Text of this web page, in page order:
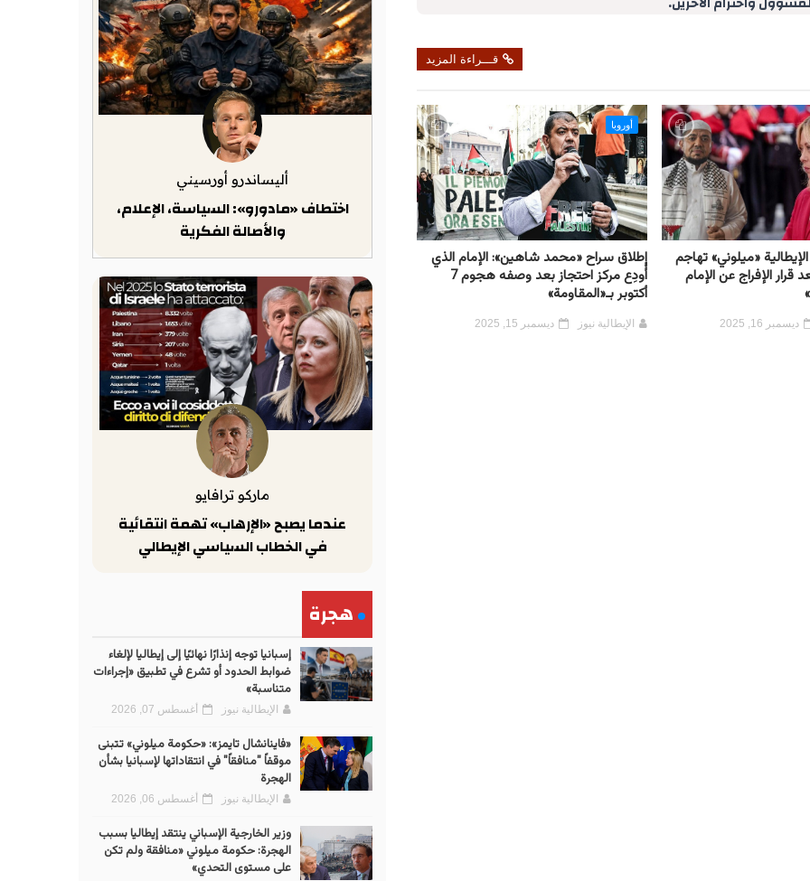
قـــراءة المزيد
«ميلوني» تهاجم
قرار الإفراج عن الإمام
ديسمبر 16, 2025
أوروبا
إطلاق سراح «محمد شاهين»: الإمام الذي
أُودِع مركز احتجاز بعد وصفه هجوم 7
أكتوبر بـ«المقاومة»
الإيطالية نيوز ديسمبر 15, 2025
أليساندرو أورسيني
اختطاف «مادورو»: السياسة، الإعلام،
والأصالة الفكرية
ماركو ترافايو
عندما يصبح «الإرهاب» تهمة انتقائية
في الخطاب السياسي الإيطالي
هجرة
إسبانيا توجه إنذارًا نهائيًا إلى إيطاليا لإلغاء
ضوابط الحدود أو تشرع في تطبيق «إجراءات
متناسبة»
الإيطالية نيوز أغسطس 07, 2026
«فاينانشال تايمز»: «حكومة ميلوني» تتبنى
موقفاً "منافقاً" في انتقاداتها لإسبانيا بشأن
الهجرة
الإيطالية نيوز أغسطس 06, 2026
وزير الخارجية الإسباني ينتقد إيطاليا بسبب
الهجرة: حكومة ميلوني «منافقة ولم تكن
على مستوى التحدي»